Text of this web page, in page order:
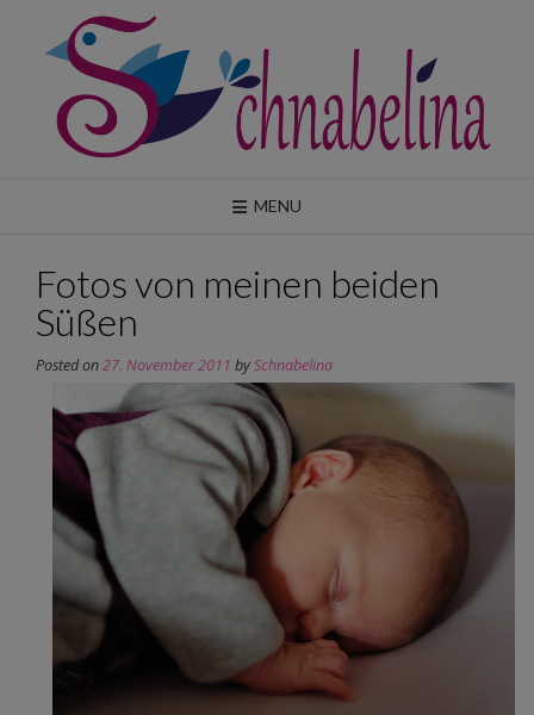
content
MENU
Fotos von meinen beiden
Süßen
Posted on27. November 2011 bySchnabelina